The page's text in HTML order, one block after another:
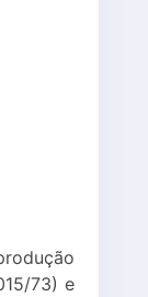
73) e